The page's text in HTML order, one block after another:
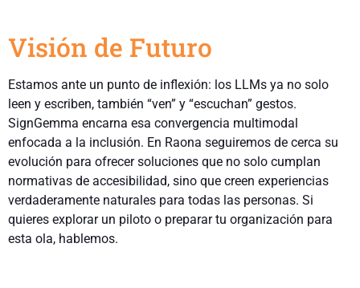
Visión de Futuro
Estamos ante un punto de inflexión: los LLMs ya no solo
leen y escriben, también “ven” y “escuchan” gestos.
SignGemma encarna esa convergencia multimodal
enfocada a la inclusión. En Raona seguiremos de cerca su
evolución para ofrecer soluciones que no solo cumplan
normativas de accesibilidad, sino que creen experiencias
verdaderamente naturales para todas las personas. Si
quieres explorar un piloto o preparar tu organización para
esta ola, hablemos.